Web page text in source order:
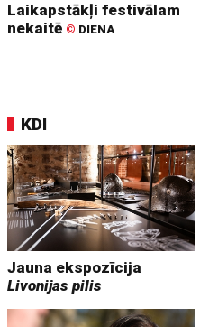
Laikapstākļi festivālam
nekaitē © DIENA
KDI
Jauna ekspozīcija
Livonijas pilis